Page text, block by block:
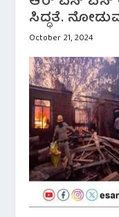
ಸಿದ್ಧತೆ.
October 21, 2024